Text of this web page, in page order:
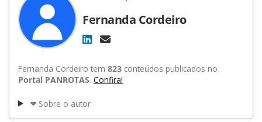
Fernanda Cordeiro
Fernanda Cordeiro tem 823 conteúdos publicados no
Portal PANROTAS. Confira!
Sobre o autor